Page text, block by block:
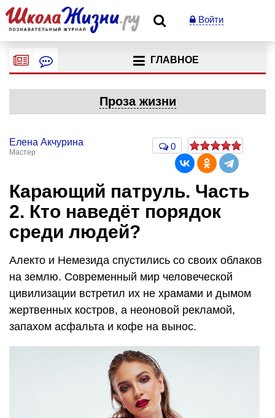
Войти
ГЛАВНОЕ
Проза жизни
Елена Акчурина
Мастер
0
Карающий патруль. Часть
2. Кто наведёт порядок
среди людей?
Алекто и Немезида спустились со своих облаков
на землю. Современный мир человеческой
цивилизации встретил их не храмами и дымом
жертвенных костров, а неоновой рекламой,
запахом асфальта и кофе на вынос.